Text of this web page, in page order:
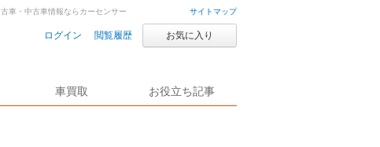
サイトマップ
ログイン 閲覧履歴 お気に入り
車買取 お役立ち記事
車・中古車情報ならカーセンサー